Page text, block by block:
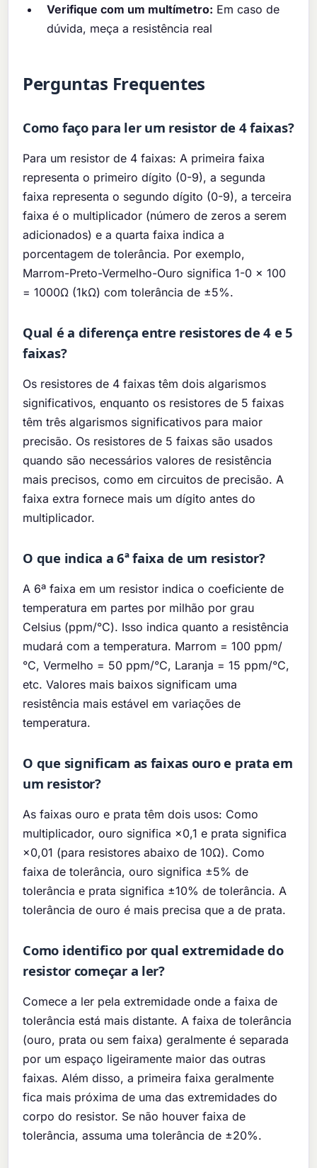
Verifique com um multímetro: Em caso de
dúvida, meça a resistência real
Perguntas Frequentes
Como faço para ler um resistor de 4 faixas?
Para um resistor de 4 faixas: A primeira faixa
representa o primeiro dígito (0-9), a segunda
faixa representa o segundo dígito (0-9), a terceira
faixa é o multiplicador (número de zeros a serem
adicionados) e a quarta faixa indica a
porcentagem de tolerância. Por exemplo,
Marrom-Preto-Vermelho-Ouro significa 1-0 × 100
= 1000Ω (1kΩ) com tolerância de ±5%.
Qual é a diferença entre resistores de 4 e 5
faixas?
Os resistores de 4 faixas têm dois algarismos
significativos, enquanto os resistores de 5 faixas
têm três algarismos significativos para maior
precisão. Os resistores de 5 faixas são usados
quando são necessários valores de resistência
mais precisos, como em circuitos de precisão. A
faixa extra fornece mais um dígito antes do
multiplicador.
O que indica a 6ª faixa de um resistor?
A 6ª faixa em um resistor indica o coeficiente de
temperatura em partes por milhão por grau
Celsius (ppm/°C). Isso indica quanto a resistência
mudará com a temperatura. Marrom = 100 ppm/
°C, Vermelho = 50 ppm/°C, Laranja = 15 ppm/°C,
etc. Valores mais baixos significam uma
resistência mais estável em variações de
temperatura.
O que significam as faixas ouro e prata em
um resistor?
As faixas ouro e prata têm dois usos: Como
multiplicador, ouro significa ×0,1 e prata significa
×0,01 (para resistores abaixo de 10Ω). Como
faixa de tolerância, ouro significa ±5% de
tolerância e prata significa ±10% de tolerância. A
tolerância de ouro é mais precisa que a de prata.
Como identifico por qual extremidade do
resistor começar a ler?
Comece a ler pela extremidade onde a faixa de
tolerância está mais distante. A faixa de tolerância
(ouro, prata ou sem faixa) geralmente é separada
por um espaço ligeiramente maior das outras
faixas. Além disso, a primeira faixa geralmente
fica mais próxima de uma das extremidades do
corpo do resistor. Se não houver faixa de
tolerância, assuma uma tolerância de ±20%.